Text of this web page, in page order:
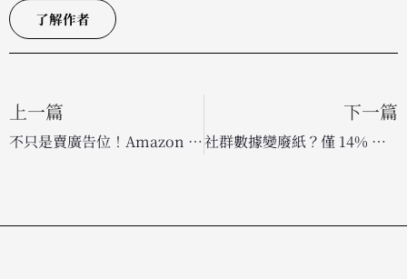
了解作者
上一篇
不只是賣廣告位！Amazon 與 YouTube 為何在 Upfront 推銷「作業系統」與 AI 佈局？
下一篇
社群數據變廢紙？僅 14% 專業人士認為數據洞察成功傳遞至決策層